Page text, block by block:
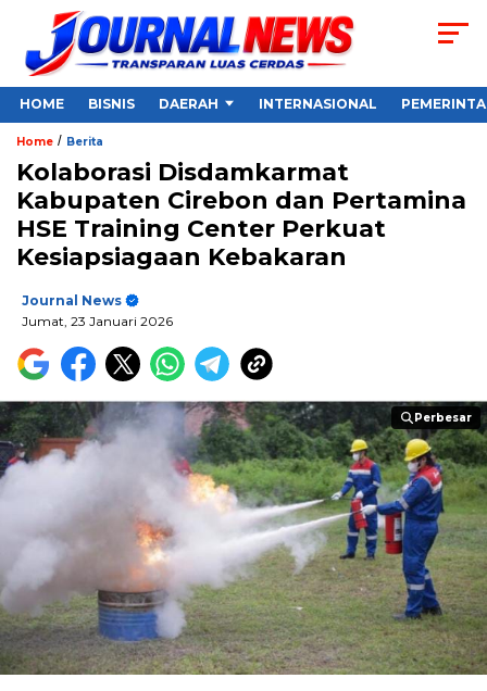
HOME BISNIS DAERAH INTERNASIONAL
Home / Berita
Kolaborasi Disdamkarmat
Kabupaten Cirebon dan Pertamina
HSE Training Center Perkuat
Kesiapsiagaan Kebakaran
Journal News
Jumat, 23 Januari 2026
Perbesar
Perbesar